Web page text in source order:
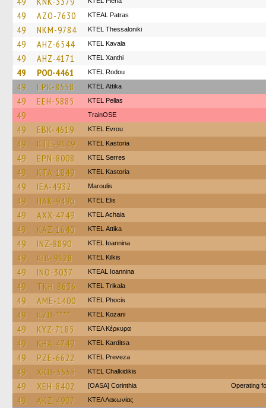
49 AZO-7630 KTEAL Patras
49 NKM-9784 KTEL Thessaloniki
49 AHZ-6544 KTEL Kavala
49 AHZ-4171 KTEL Xanthi
49 POO-4461 ΚΤΕL Rodou
49 EPK-8558 KΤΕL Αttika
49 EEH-5885 KTEL Pellas
49 TrainΟSE
49 EBK-4619 KTEL Evrou
49 KTE-9149 KTEL Kastoria
49 EPN-8008 KTEL Serres
49 KTA-1849 KTEL Kastoria
49 IEA-4932 Maroulis
49 HAK-9490 KTEL Elis
49 AXX-4749 KTEL Achaia
49 KAZ-1640 KΤΕL Αttika
49 INZ-8890 KTEL Ioannina
49 KIB-9128 KTEL Kilkis
49 INO-3037 KTEAL Ioannina
49 TKH-8636 ΚΤΕL Τrikala
49 AME-1400 ΚΤΕL Phocis
49 KZH-**** ΚΤΕL Kozani
49 KYZ-7185 ΚΤΕΛ Κέρκυρα
49 KHA-4749 ΚΤΕL Karditsa
49 PZE-6622 KTEL Preveza
49 XKH-3555 ΚΤΕL Chalkidikis
49 XEH-8402 [OASA] Corinthia Operating
49 AKZ-4907 ΚΤΕΛ Λακωνίας